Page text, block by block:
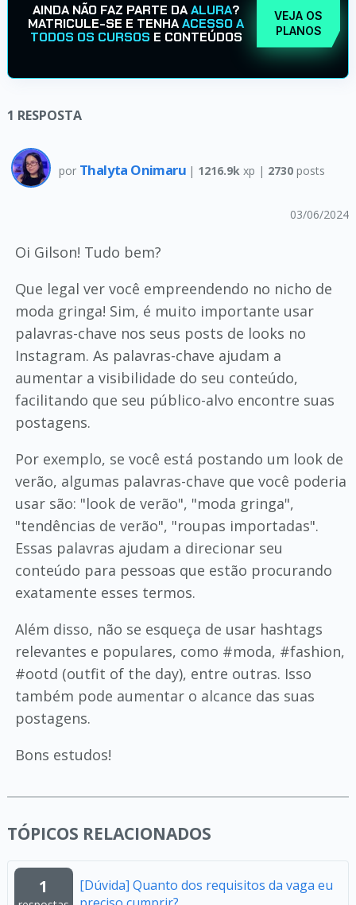
AINDA NÃO FAZ PARTE DAALURA?
MATRICULE-SE E TENHAACESSO A
TODOS OS CURSOS E CONTEÚDOS
VEJA OS
PLANOS
1 RESPOSTA
por Thalyta Onimaru | 1216.9k xp | 2730 posts
03/06/2024
Oi Gilson! Tudo bem?
Que legal ver você empreendendo no nicho de
moda gringa! Sim, é muito importante usar
palavras-chave nos seus posts de looks no
Instagram. As palavras-chave ajudam a
aumentar a visibilidade do seu conteúdo,
facilitando que seu público-alvo encontre suas
postagens.
Por exemplo, se você está postando um look de
verão, algumas palavras-chave que você poderia
usar são: "look de verão", "moda gringa",
"tendências de verão", "roupas importadas".
Essas palavras ajudam a direcionar seu
conteúdo para pessoas que estão procurando
exatamente esses termos.
Além disso, não se esqueça de usar hashtags
relevantes e populares, como #moda, #fashion,
#ootd (outfit of the day), entre outras. Isso
também pode aumentar o alcance das suas
postagens.
Bons estudos!
TÓPICOS RELACIONADOS
1
[Dúvida] Quanto dos requisitos da vaga eu